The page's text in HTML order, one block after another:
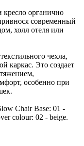
кресло органично
современный
холл отеля или
чехла,
каркас. Это создает
особенно при
Chair Base: 01 -
colour: 02 - beige.